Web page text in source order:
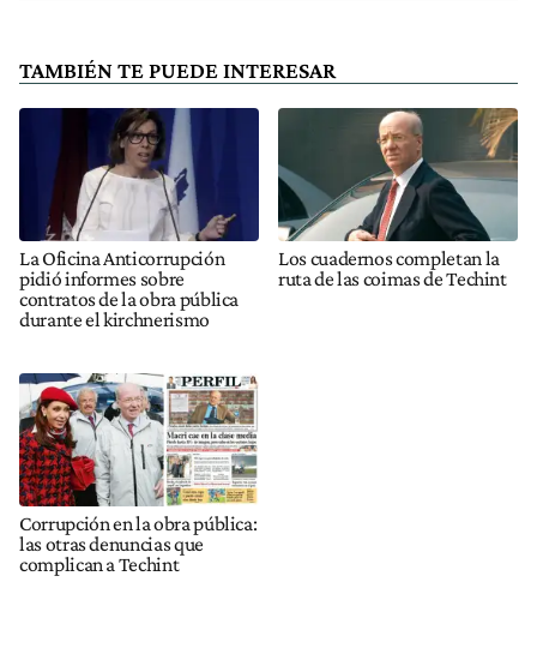
TAMBIÉN TE PUEDE INTERESAR
La Oficina Anticorrupción
pidió informes sobre
contratos de la obra pública
durante el kirchnerismo
Los cuadernos completan la
ruta de las coimas de Techint
Corrupción en la obra pública:
las otras denuncias que
complican a Techint